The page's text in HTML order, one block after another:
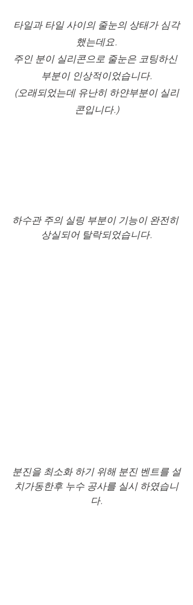
타일과 타일 사이의 줄눈의 상태가 심각
했는데요.
주인 분이 실리콘으로 줄눈은 코팅하신
부분이 인상적이었습니다.
(오래되었는데 유난히 하얀부분이 실리
콘입니다.)
하수관 주의 실링 부분이 기능이 완전히
상실되어 탈락되었습니다.
분진을 최소화 하기 위해 분진 벤트를 설
치가동한후 누수 공사를 실시 하였습니
다.